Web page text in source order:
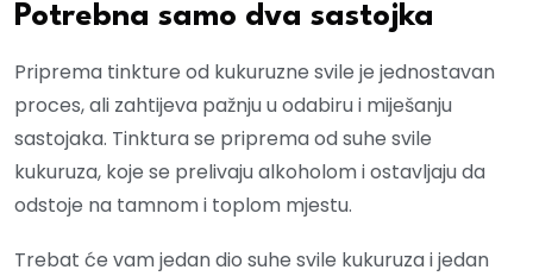
Potrebna samo dva sastojka
Priprema tinkture od kukuruzne svile je jednostavan
proces, ali zahtijeva pažnju u odabiru i miješanju
sastojaka. Tinktura se priprema od suhe svile
kukuruza, koje se prelivaju alkoholom i ostavljaju da
odstoje na tamnom i toplom mjestu.
Trebat će vam jedan dio suhe svile kukuruza i jedan